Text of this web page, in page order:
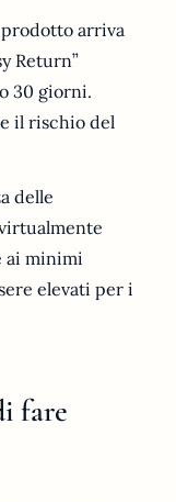
prodotto arriva
Return”
30 giorni.
il rischio del
delle
ai minimi
elevati per i
fare